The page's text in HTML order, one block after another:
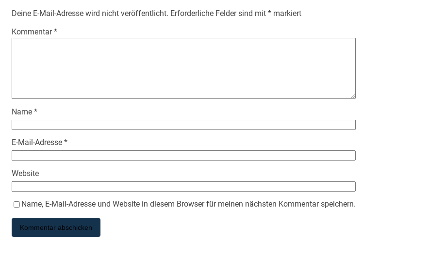
Deine E-Mail-Adresse wird nicht veröffentlicht. Erforderliche Felder sind mit * markiert
Kommentar*
Name *
E-Mail-Adresse *
Website
Name, E-Mail-Adresse und Website in diesem Browser für meinen nächsten Kommentar speichern.